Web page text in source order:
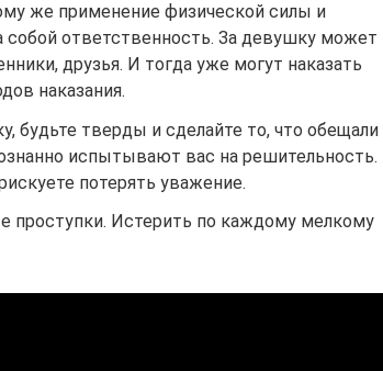
же применение физической силы и
собой ответственность. За девушку может
друзья. И тогда уже могут наказать
наказания.
будьте тверды и сделайте то, что обещали
испытывают вас на решительность.
потерять уважение.
проступки. Истерить по каждому мелкому